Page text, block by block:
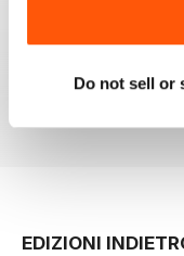
Do not sell or
EDIZIONI